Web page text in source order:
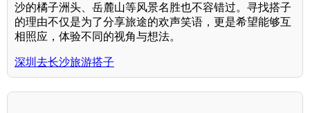
沙的橘子洲头、岳麓山等风景名胜也不容错过。寻找搭子
的理由不仅是为了分享旅途的欢声笑语，更是希望能够互
相照应，体验不同的视角与想法。
深圳去长沙旅游搭子